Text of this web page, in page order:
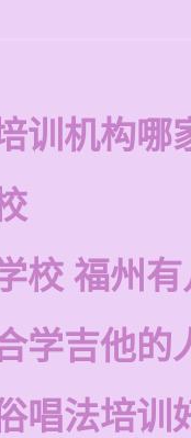
训机构哪
校 福州
学吉他的
唱法培训